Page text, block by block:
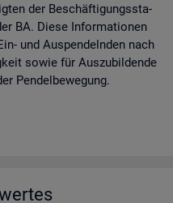
der Be­schäf­ti­gungs­sta­
BA. Diese In­for­ma­tio­nen
und Aus­pen­deln­den nach
sowie für Aus­zu­bil­den­de
Pen­del­be­we­gung.